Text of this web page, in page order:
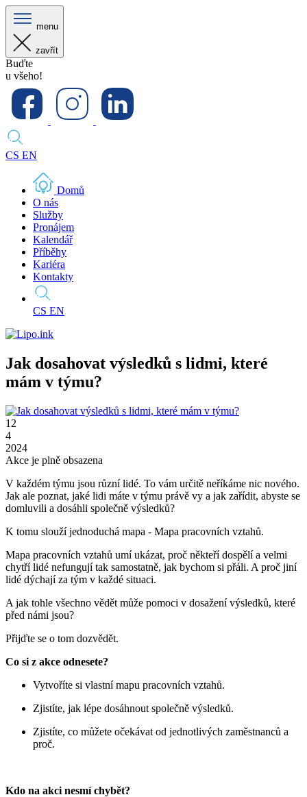
menu
zavřít
Buďte
u všeho!
CS EN
Domů
O nás
Služby
Pronájem
Kalendář
Příběhy
Kariéra
Kontakty
CS EN
Jak dosahovat výsledků s lidmi, které
mám v týmu?
12
4
2024
Akce je plně obsazena
V každém týmu jsou různí lidé. To vám určitě neříkáme nic nového.
Jak ale poznat, jaké lidi máte v týmu právě vy a jak zařídit, abyste se
domluvili a dosáhli společně výsledků?
K tomu slouží jednoduchá mapa - Mapa pracovních vztahů.
Mapa pracovních vztahů umí ukázat, proč někteří dospělí a velmi
chytří lidé nefungují tak samostatně, jak bychom si přáli. A proč jiní
lidé dýchají za tým v každé situaci.
A jak tohle všechno vědět může pomoci v dosažení výsledků, které
před námi jsou?
Přijďte se o tom dozvědět.
Co si z akce odnesete?
Vytvoříte si vlastní mapu pracovních vztahů.
Zjistíte, jak lépe dosáhnout společně výsledků.
Zjistíte, co můžete očekávat od jednotlivých zaměstnanců a
proč.
Kdo na akci nesmí chybět?